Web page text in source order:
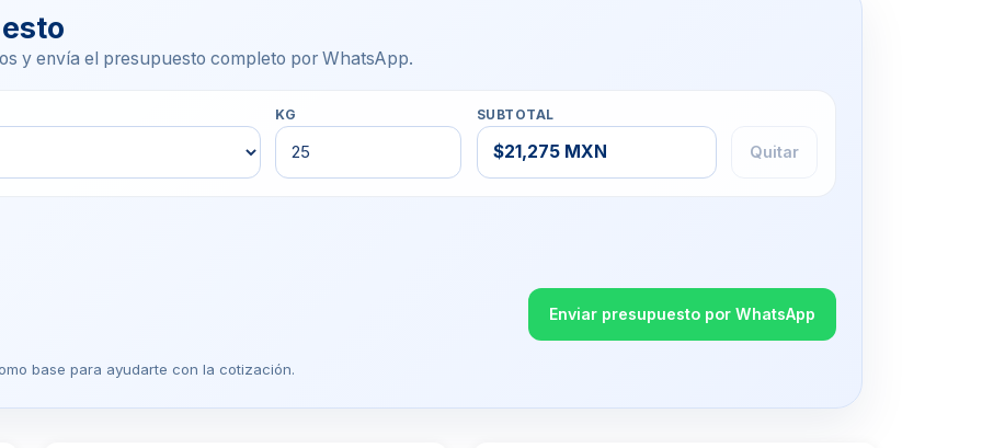
y envía el presupuesto completo por WhatsApp.
KG SUBTOTAL
$21,275 MXN Quitar
Enviar presupuesto por WhatsApp
base para ayudarte con la cotización.